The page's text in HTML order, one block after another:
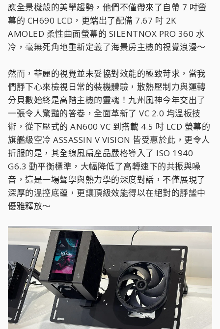
應全景機殼的美學趨勢，他們不僅帶來了自帶 7 吋螢
幕的 CH690 LCD，更端出了配備 7.67 吋 2K
AMOLED 柔性曲面螢幕的 SILENTNOX PRO 360 水
冷，毫無死角地重新定義了海景房主機的視覺浪漫～
然而，華麗的視覺並未妥協對效能的極致苛求，當我
們靜下心來檢視日常的裝機體驗，散熱壓制力與運轉
分貝數始終是高階主機的靈魂！九州風神今年交出了
一張令人驚豔的答卷，全面革新了 VC 2.0 均溫板技
術，從下壓式的 AN600 VC 到搭載 4.5 吋 LCD 螢幕的
旗艦級空冷 ASSASSIN V VISION 皆受惠於此，更令人
折服的是，其全線風扇產品嚴格導入了 ISO 1940
G6.3 動平衡標準，大幅降低了高轉速下的共振與噪
音，這是一場聲學與熱力學的深度對話，不僅展現了
深厚的溫控底蘊，更讓頂級效能得以在絕對的靜謐中
優雅釋放～